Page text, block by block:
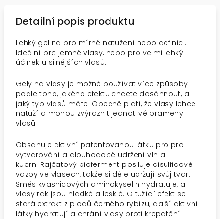
Detailní popis produktu
Lehký gel na pro mírné natužení nebo definici.
Ideální pro jemné vlasy, nebo pro velmi lehký
účinek u silnějších vlasů.
Gely na vlasy je možné používat více způsoby
podle toho, jakého efektu chcete dosáhnout, a
jaký typ vlasů máte. Obecně platí, že vlasy lehce
natuží a mohou zvýraznit jednotlivé prameny
vlasů.
Obsahuje aktivní patentovanou látku pro pro
vytvarování a dlouhodobé udržení vln a
kudrn. Rajčatový bioferment posiluje disulfidové
vazby ve vlasech, takže si déle udržují svůj tvar.
Směs kvasnicových aminokyselin hydratuje, a
vlasy tak jsou hladké a lesklé. O tužící efekt se
stará extrakt z plodů černého rybízu, další aktivní
látky hydratují a chrání vlasy proti krepatění.